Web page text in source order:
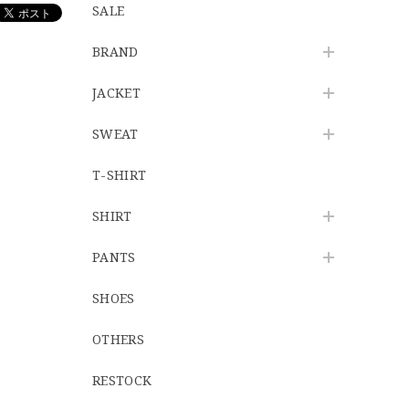
SALE
BRAND
JACKET
SWEAT
T-SHIRT
SHIRT
PANTS
SHOES
OTHERS
RESTOCK